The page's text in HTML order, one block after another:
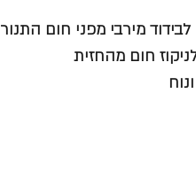
מירבי מפני חום התנור
חום מהחזית